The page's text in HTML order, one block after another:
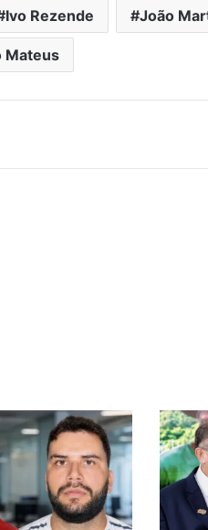
Ivo Rezende João
Mateus